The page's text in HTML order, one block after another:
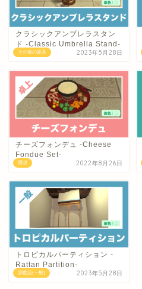
その他の家具
クラシックアンブレラスタン
ド -Classic Umbrella Stand-
2023年5月28日
照明
チーズフォンデュ -Cheese
Fondue Set-
2022年8月26日
調度品(一般)
トロピカルパーティション -
Rattan Partition-
2023年5月28日